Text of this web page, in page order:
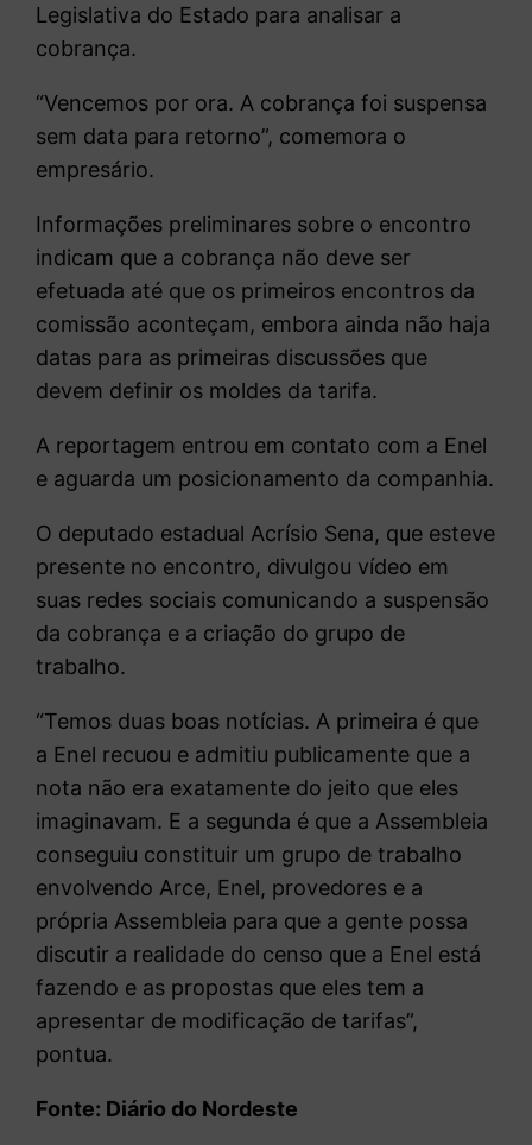
Legislativa do Estado para analisar a
cobrança.
“Vencemos por ora. A cobrança foi suspensa
sem data para retorno”, comemora o
empresário.
Informações preliminares sobre o encontro
indicam que a cobrança não deve ser
efetuada até que os primeiros encontros da
comissão aconteçam, embora ainda não haja
datas para as primeiras discussões que
devem definir os moldes da tarifa.
A reportagem entrou em contato com a Enel
e aguarda um posicionamento da companhia.
O deputado estadual Acrísio Sena, que esteve
presente no encontro, divulgou vídeo em
suas redes sociais comunicando a suspensão
da cobrança e a criação do grupo de
trabalho.
“Temos duas boas notícias. A primeira é que
a Enel recuou e admitiu publicamente que a
nota não era exatamente do jeito que eles
imaginavam. E a segunda é que a Assembleia
conseguiu constituir um grupo de trabalho
envolvendo Arce, Enel, provedores e a
própria Assembleia para que a gente possa
discutir a realidade do censo que a Enel está
fazendo e as propostas que eles tem a
apresentar de modificação de tarifas”,
pontua.
Fonte: Diário do Nordeste